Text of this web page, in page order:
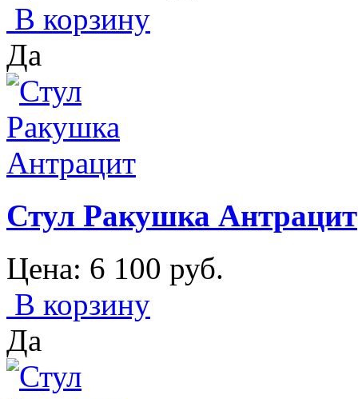
В корзину
Да
Стул Ракушка Антрацит
Цена: 6 100 руб.
В корзину
Да